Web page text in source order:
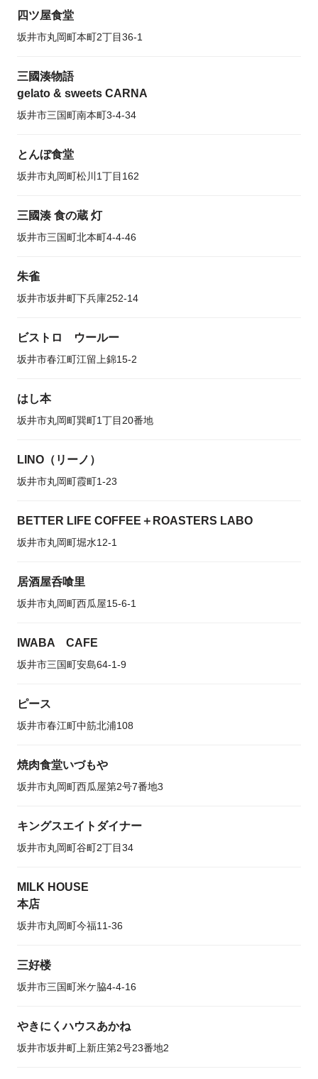
四ツ屋食堂
坂井市丸岡町本町2丁目36-1
三國湊物語
gelato & sweets CARNA
坂井市三国町南本町3-4-34
とんぼ食堂
坂井市丸岡町松川1丁目162
三國湊 食の蔵 灯
坂井市三国町北本町4-4-46
朱雀
坂井市坂井町下兵庫252-14
ビストロ ウールー
坂井市春江町江留上錦15-2
はし本
坂井市丸岡町巽町1丁目20番地
LINO（リーノ）
坂井市丸岡町霞町1-23
BETTER LIFE COFFEE＋ROASTERS LABO
坂井市丸岡町堀水12-1
居酒屋呑喰里
坂井市丸岡町西瓜屋15-6-1
IWABA CAFE
坂井市三国町安島64-1-9
ピース
坂井市春江町中筋北浦108
焼肉食堂いづもや
坂井市丸岡町西瓜屋第2号7番地3
キングスエイトダイナー
坂井市丸岡町谷町2丁目34
MILK HOUSE
本店
坂井市丸岡町今福11-36
三好楼
坂井市三国町米ケ脇4-4-16
やきにくハウスあかね
坂井市坂井町上新庄第2号23番地2